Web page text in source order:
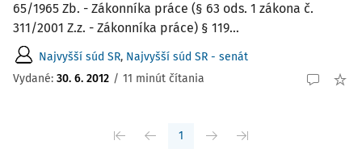
65/1965 Zb. - Zákonníka práce (§ 63 ods. 1 zákona č.
311/2001 Z.z. - Zákonníka práce) § 119...
Najvyšší súd SR, Najvyšší súd SR - senát
Vydané: 30. 6. 2012 / 11 minút čítania
1